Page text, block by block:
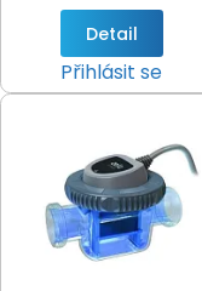
Detail
Přihlásit se